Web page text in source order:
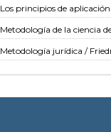
Los principios de aplicación
Metodología de la ciencia
Metodología jurídica /